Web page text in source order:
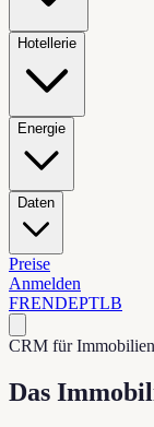
Hotellerie
Energie
Daten
Preise
Anmelden
FRENDEPTLB
CRM für
Das